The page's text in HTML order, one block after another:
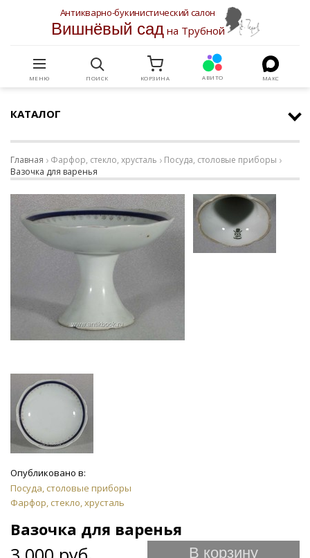
Антикварно-букинистический салон
Вишнёвый садна Трубной
МЕНЮ ПОИСК КОРЗИНА АВИТО МАКС
КАТАЛОГ
Главная Фарфор, стекло, хрусталь
Посуда, столовые приборы
Вазочка для варенья
Опубликовано в:
Посуда, столовые приборы
Фарфор, стекло, хрусталь
Вазочка для варенья
В корзину